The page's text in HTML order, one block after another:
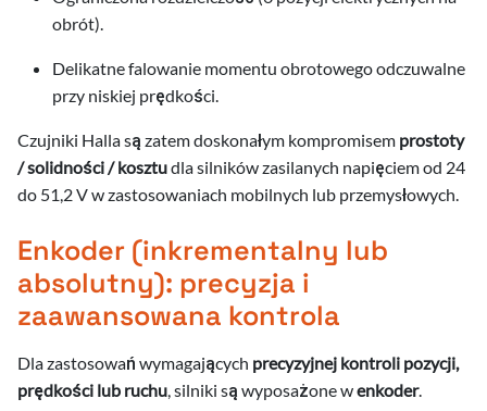
obrót).
Delikatne falowanie momentu obrotowego odczuwalne
przy niskiej prędkości.
Czujniki Halla są zatem doskonałym kompromisem prostoty
/ solidności / kosztudla silników zasilanych napięciem od 24
do 51,2 V w zastosowaniach mobilnych lub przemysłowych.
Enkoder (inkrementalny lub
absolutny): precyzja i
zaawansowana kontrola
Dla zastosowań wymagających precyzyjnej kontroli pozycji,
prędkości lub ruchu, silniki są wyposażone wenkoder.